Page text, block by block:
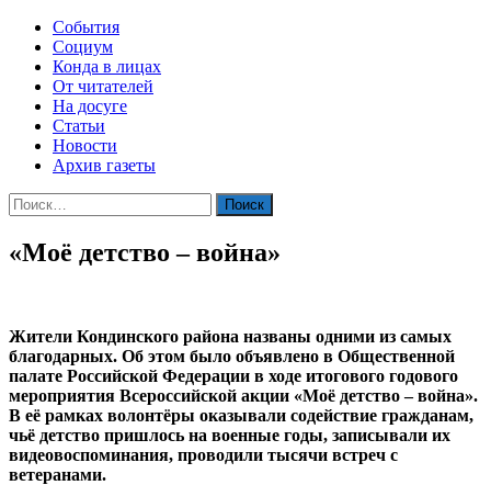
События
Социум
Конда в лицах
От читателей
На досуге
Статьи
Новости
Архив газеты
Найти:
«Моё детство – война»
Жители Кондинского района названы одними из самых
благодарных. Об этом было объявлено в Общественной
палате Российской Федерации в ходе итогового годового
мероприятия Всероссийской акции «Моё детство – война».
В её рамках волонтёры оказывали содействие гражданам,
чьё детство пришлось на военные годы, записывали их
видеовоспоминания, проводили тысячи встреч с
ветеранами.